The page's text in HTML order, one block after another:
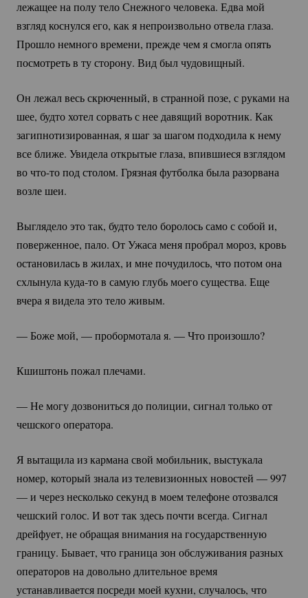
лежащее на полу тело Снежного человека. Едва мой
взгляд коснулся его, как я непроизвольно отвела глаза.
Прошло немного времени, прежде чем я смогла опять
посмотреть в ту сторону. Вид был чудовищный.
Он лежал весь скрюченный, в странной позе, с руками на
шее, будто хотел сорвать с нее давящий воротник. Как
загипнотизированная, я шаг за шагом подходила к нему
все ближе. Увидела открытые глаза, впившиеся взглядом
вочто-топод столом. Грязная футболка была разорвана
возле шеи.
Выглядело это так, будто тело боролось само с собой и,
поверженное, пало. От Ужаса меня пробрал мороз, кровь
остановилась в жилах, и мне почудилось, что потом она
схлынула куда-тов самую глубь моего существа. Еще
вчера я видела это тело живым.
— Боже мой, — пробормотала я. — Что произошло?
Кшиштонь пожал плечами.
— Не могу дозвониться до полиции, сигнал только от
чешского оператора.
Я вытащила из кармана свой мобильник, выстукала
номер, который знала из телевизионных новостей — 997
— и через несколько секунд в моем телефоне отозвался
чешский голос. И вот так здесь почти всегда. Сигнал
дрейфует, не обращая внимания на государственную
границу. Бывает, что граница зон обслуживания разных
операторов на довольно длительное время
устанавливается посреди моей кухни, случалось, что